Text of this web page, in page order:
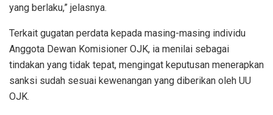
yang berlaku,” jelasnya.
Terkait gugatan perdata kepada masing-masing individu
Anggota Dewan Komisioner OJK, ia menilai sebagai
tindakan yang tidak tepat, mengingat keputusan menerapkan
sanksi sudah sesuai kewenangan yang diberikan oleh UU
OJK.